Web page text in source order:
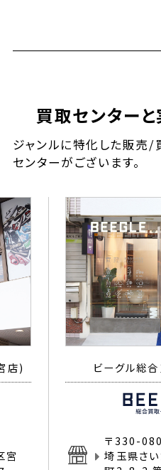
買取センター
ジャンルに特化した販売/
センターがございます。
店)
宮
ビーグル総
〒330-
埼玉県さ